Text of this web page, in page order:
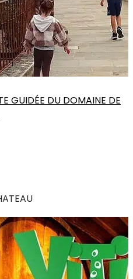
GUIDÉE DU DOMAINE DE